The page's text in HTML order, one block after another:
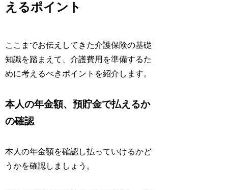
えるポイント
ここまでお伝えしてきた介護保険の基礎
知識を踏まえて、介護費用を準備するた
めに考えるべきポイントを紹介します。
本人の年金額、預貯金で払えるか
の確認
本人の年金額を確認し払っていけるかど
うかを確認しましょう。